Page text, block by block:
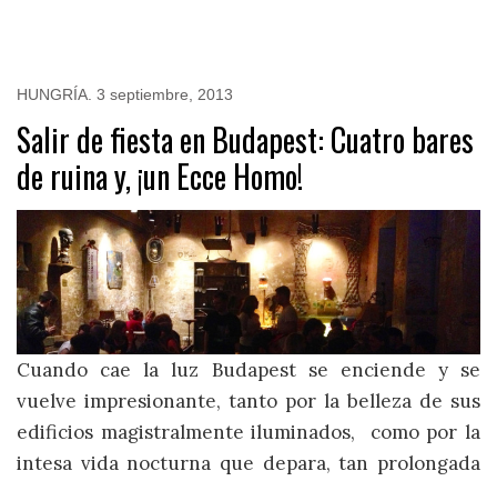
HUNGRÍA 3 septiembre, 2013
Salir de fiesta en Budapest: Cuatro bares
de ruina y, ¡un Ecce Homo!
Cuando cae la luz Budapest se enciende y se
vuelve impresionante, tanto por la belleza de sus
edificios magistralmente iluminados, como por la
intesa vida nocturna que depara, tan prolongada